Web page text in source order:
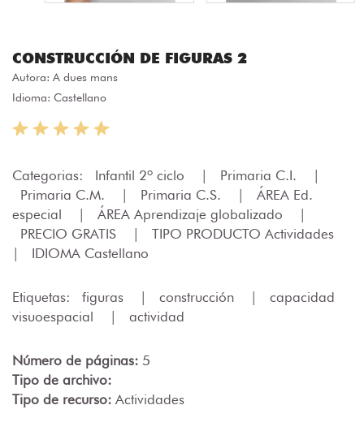
CONSTRUCCIÓN DE FIGURAS 2
Autora: A dues mans
Idioma: Castellano
Categorias: Infantil 2º ciclo Primaria C.I.
Primaria C.M.
Primaria C.S.
ÁREA Ed.
especial
ÁREA Aprendizaje globalizado
PRECIO GRATIS
TIPO PRODUCTO Actividades
IDIOMA Castellano
Etiquetas: figuras construcción
capacidad
visuoespacial
actividad
Número de páginas: 5
Tipo de archivo:
Tipo de recurso: Actividades